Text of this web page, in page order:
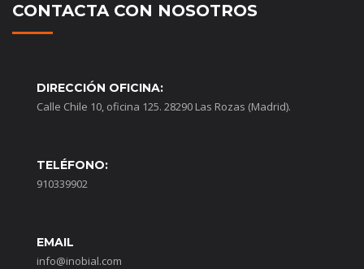
CONTACTA CON NOSOTROS
DIRECCIÓN OFICINA:
Calle Chile 10, oficina 125. 28290 Las Rozas (Madrid).
TELÉFONO:
910339902
EMAIL
info@inobial.com